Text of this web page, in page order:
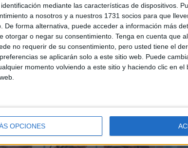
mediante las características de dispositivos.
a nosotros y a nuestros 1731 socios para que
De forma alternativa, puede acceder a información más
otorgar o negar su consentimiento. Tenga en cuenta que
no requerir de su consentimiento, pero usted tiene el
se aplicarán solo a este sitio web. Puede
momento volviendo a este sitio y haciendo clic en
OPCIONES